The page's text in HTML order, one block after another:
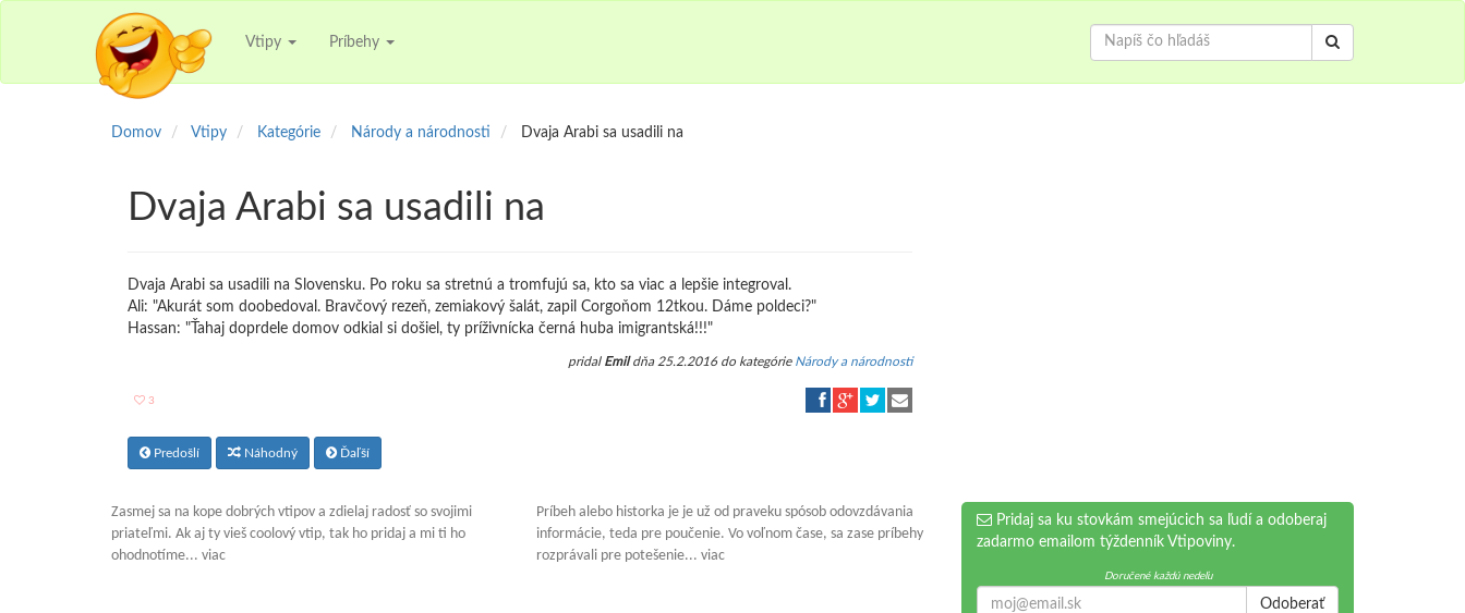
Vtipy Príbehy
Domov Vtipy Kategórie Národy a národnosti Dvaja Arabi sa usadili na
Dvaja Arabi sa usadili na
Dvaja Arabi sa usadili na Slovensku. Po roku sa stretnú a tromfujú sa, kto sa viac a lepšie integroval.
Ali: "Akurát som doobedoval. Bravčový rezeň, zemiakový šalát, zapil Corgoňom 12tkou. Dáme poldeci?"
Hassan: "Ťahaj doprdele domov odkial si došiel, ty príživnícka černá huba imigrantská!!!"
pridal Emildňa 25.2.2016 do kategórie Národy a národnosti
3
Predošlí Náhodný Ďaľší
Zasmej sa na kope dobrých vtipov a zdielaj radosť so svojimi
priateľmi. Ak aj ty vieš coolový vtip, tak ho pridaj a mi ti ho
ohodnotíme... viac
Príbeh alebo historka je je už od praveku spósob odovzdávania
informácie, teda pre poučenie. Vo voľnom čase, sa zase príbehy
rozprávali pre potešenie... viac
Pridaj sa ku stovkám smejúcich sa ľudí a odoberaj
zadarmo emailom týždenník Vtipoviny.
Doručené každú nedeľu
Odoberať